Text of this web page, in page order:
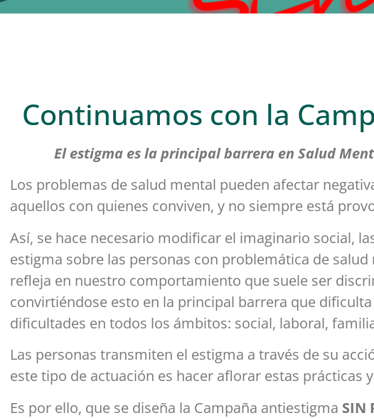
Continuamos con la
El estigma es la principal barrera en Salud
Los problemas de salud mental pueden afectar
aquellos con quienes conviven, y no siempre está
Así, se hace necesario modificar el imaginario social,
estigma sobre las personas con problemática de
refleja en nuestro comportamiento que suele ser
convirtiéndose esto en la principal barrera que
dificultades en todos los ámbitos: social, laboral,
Las personas transmiten el estigma a través de su
este tipo de actuación es hacer aflorar estas prácticas
Es por ello, que se diseña la Campaña antiestigma SIN